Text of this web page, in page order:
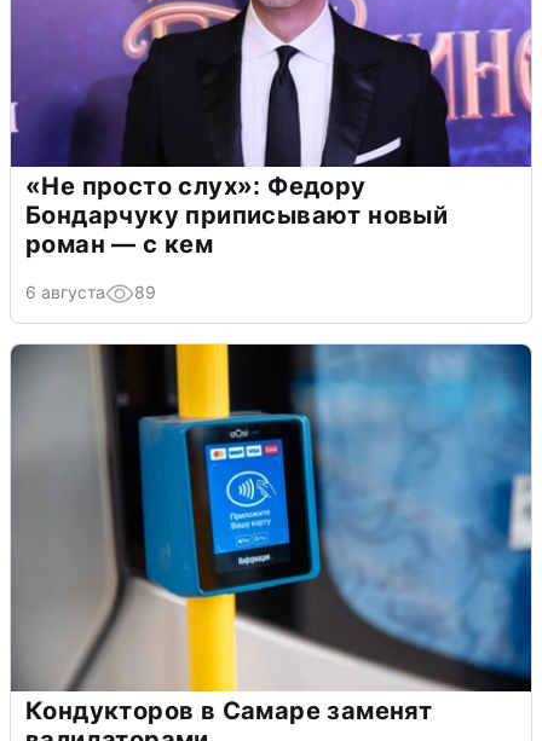
«Не просто слух»: Федору
Бондарчуку приписывают новый
роман — с кем
6 августа 89
Кондукторов в Самаре заменят